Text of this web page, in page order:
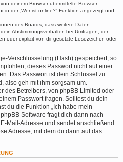
deinem Browser übermittelte Browser-
in der „Wer ist online?“-Funktion angezeigt und
des Boards, dass weitere Daten
Abstimmungsverhalten bei Umfragen, der
oder explizit von dir gesetzte Lesezeichen oder
Verschlüsselung (Hash) gespeichert, so
dieses Passwort nicht auf einer
Das Passwort ist dein Schlüssel zu
also geh mit ihm sorgsam um.
des Betreibers, von phpBB Limited oder
Passwort fragen. Solltest du dein
du die Funktion „Ich habe mein
Software fragt dich dann nach
Mail-Adresse und sendet anschließend
Adresse, mit dem du dann auf das